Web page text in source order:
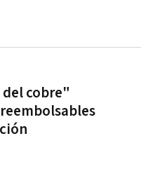
del cobre"